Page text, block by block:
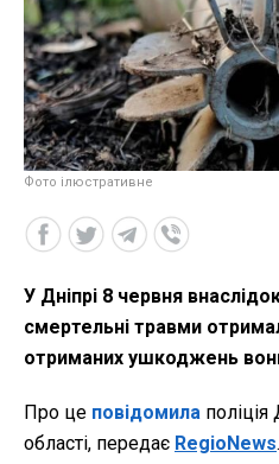
Фото ілюстративне
У Дніпрі 8 червня
смертельні травми
отриманих ушкоджень вони
Про це повідомила
області, передає RegioNews.